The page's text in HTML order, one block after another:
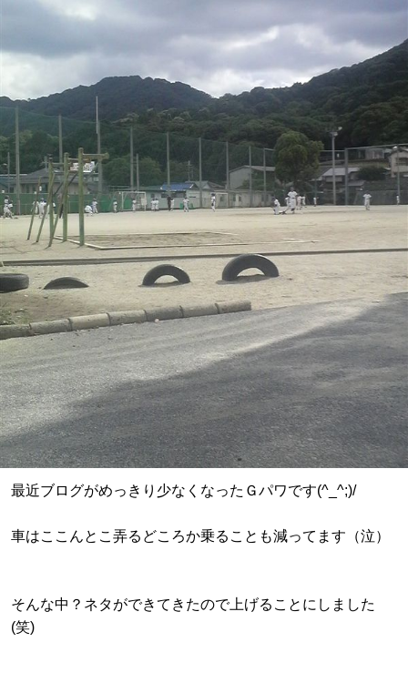
最近ブログがめっきり少なくなったＧパワです(^_^;)/
車はここんとこ弄るどころか乗ることも減ってます（泣）
そんな中？ネタができてきたので上げることにしました
(笑)